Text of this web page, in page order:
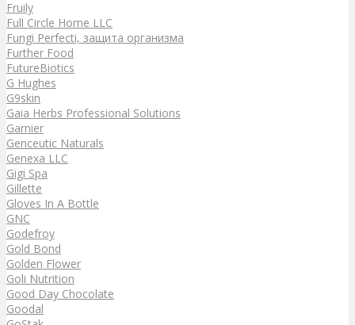
Fruily
Full Circle Home LLC
Fungi Perfecti, защита организма
Further Food
FutureBiotics
G Hughes
G9skin
Gaia Herbs Professional Solutions
Garnier
Genceutic Naturals
Genexa LLC
Gigi Spa
Gillette
Gloves In A Bottle
GNC
Godefroy
Gold Bond
Golden Flower
Goli Nutrition
Good Day Chocolate
Goodal